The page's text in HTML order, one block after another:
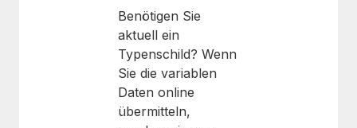
Benötigen Sie
aktuell ein
Typenschild? Wenn
Sie die variablen
Daten online
übermitteln,